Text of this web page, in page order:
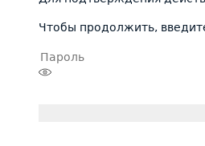
Чтобы продолжить,